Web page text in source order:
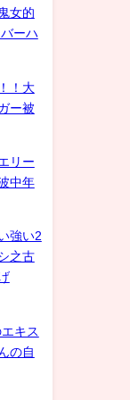
女的
ーハ
！大
ー被
リー
中年
強い2
之古
キス
の自